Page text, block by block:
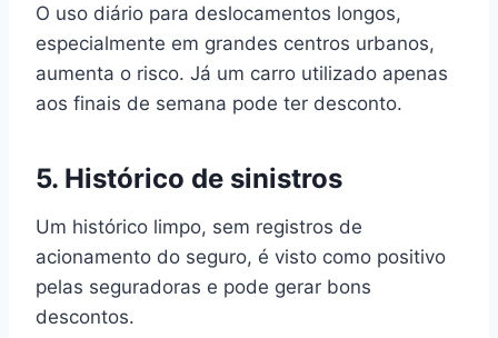
O uso diário para deslocamentos longos,
especialmente em grandes centros urbanos,
aumenta o risco. Já um carro utilizado apenas
aos finais de semana pode ter desconto.
5. Histórico de sinistros
Um histórico limpo, sem registros de
acionamento do seguro, é visto como positivo
pelas seguradoras e pode gerar bons
descontos.